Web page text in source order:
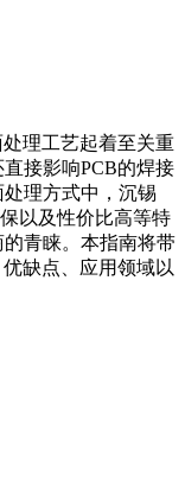
理工艺起着至关重
接影响PCB的焊接
理方式中，沉锡
保以及性价比高等特
青睐。本指南将带
缺点、应用领域以